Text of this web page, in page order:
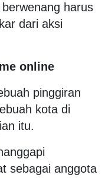
harus
dari aksi
online
pinggiran
kota di
itu.
sebagai anggota